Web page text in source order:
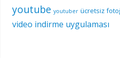
youtube youtuber ücretsiz
video indirme uygulaması